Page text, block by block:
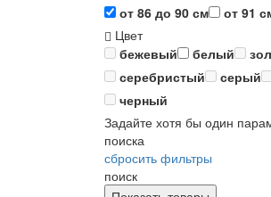
от 86 до 90 см
от 91
Цвет
бежевый
белый
серебристый
серый
черный
Задайте хотя бы один
поиска
сбросить фильтры
поиск